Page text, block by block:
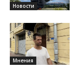
Новости
Мнения